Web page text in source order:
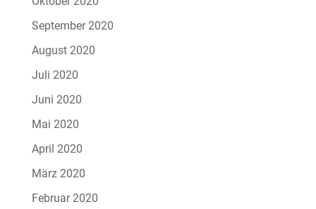
September 2020
August 2020
Juli 2020
Juni 2020
Mai 2020
April 2020
März 2020
Februar 2020